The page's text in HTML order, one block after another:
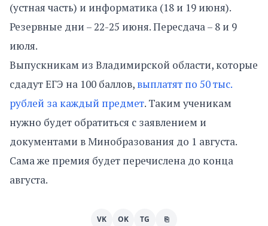
(устная часть) и информатика (18 и 19 июня).
Резервные дни – 22-25 июня. Пересдача – 8 и 9
июля.
Выпускникам из Владимирской области, которые
сдадут ЕГЭ на 100 баллов, выплатят по 50 тыс.
рублей за каждый предмет. Таким ученикам
нужно будет обратиться с заявлением и
документами в Минобразования до 1 августа.
Сама же премия будет перечислена до конца
августа.
VK OK TG ⎘